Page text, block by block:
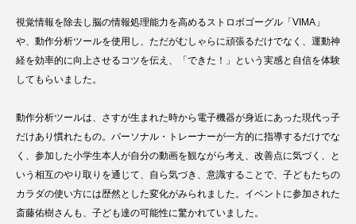
視覚情報を除去し脳の情報処理能力を高めるストロボゴーグル「VIMA」
や、動作分析ツールを使用し、ただがむしゃらに頑張るだけでなく、運動神
経を効率的に向上させるコツを伝え、「できた！」という実感と自信を体験
してもらいました。
動作分析ツールは、さすが生まれた時から電子機器が身近にあった現代っ子
だけあり慣れたもの。パーソナル・トレーナーが一方的に指導するだけでな
く、参加した小学生本人が自分の動画を観ながら考え、改善点に気づく、と
いう相互のやり取りを通じて、自ら気づき、意識することで、子どもたちの
カラダの使い方には歴然とした変化がみられました。イベントに参加された
斎藤佑樹さんも、子ども達の可能性に驚かれていました。